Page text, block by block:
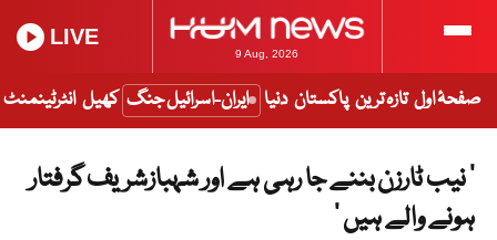
9 Aug, 2026
LIVE
صفحۂ اول تازہ ترین پاکستان دنیا ایران-اسرائیل جنگ کھیل انٹرٹینمنٹ
’ نیب ٹارزن بننے جا رہی ہے اور شہبازشریف گرفتار
ہونے والے ہیں ‘